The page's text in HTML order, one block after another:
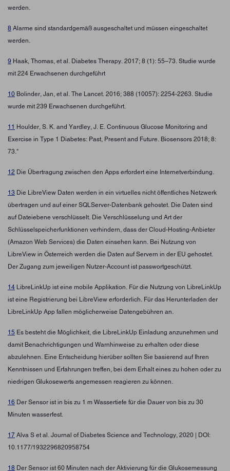
werden.
8 Alarme sind standardgemäß ausgeschaltet und müssen eingeschaltet
werden.
9 Haak, Thomas, et al. Diabetes Therapy. 2017; 8 (1): 55–73. Studie wurde
mit 224 Erwachsenen durchgeführt
10 Bolinder, Jan, et al. The Lancet. 2016; 388 (10057): 2254-2263. Studie
wurde mit 239 Erwachsenen durchgeführt.
11 Houlder, S. K. and Yardley, J. E. Continuous Glucose Monitoring and
Exercise in Type 1 Diabetes: Past, Present and Future. Biosensors 2018; 8:
73."
12 Die Übertragung zwischen den Apps erfordert eine Internetverbindung.
13 Die LibreView Daten werden in ein virtuelles nicht öffentliches Netzwerk
übertragen und auf einer SQLServer-Datenbank gehostet. Die Daten sind
auf Dateiebene verschlüsselt. Die Verschlüsselung und Art der
Schlüsselspeicherfunktionen verhindern, dass der Cloud-Hosting-Anbieter
(Amazon Web Services) die Daten einsehen kann. Bei Nutzung von
LibreView in Österreich werden die Daten auf Servern in der EU gehostet.
Der Zugang zum jeweiligen Nutzer-Account ist passwortgeschützt.
14 LibreLinkUp ist eine mobile Applikation. Für die Nutzung von LibreLinkUp
ist eine Registrierung bei LibreView erforderlich. Für das Herunterladen der
LibreLinkUp App fallen möglicherweise Datengebühren an.
15 Es besteht die Möglichkeit, die LibreLinkUp Einladung anzunehmen und
damit Benachrichtigungen und Warnhinweise zu erhalten oder diese
abzulehnen. Eine Entscheidung hierüber sollten Sie basierend auf Ihren
Kenntnissen und Erfahrungen treffen, bei dem Erhalt eines zu hohen oder zu
niedrigen Glukosewerts angemessen reagieren zu können.
16 Der Sensor ist in bis zu 1 m Wassertiefe für die Dauer von bis zu 30
Minuten wasserfest.
17 Alva S et al. Journal of Diabetes Science and Technology, 2020 | DOI:
10.1177/1932296820958754
18 Der Sensor ist 60 Minuten nach der Aktivierung für die Glukosemessung